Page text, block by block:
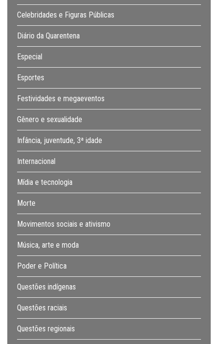
Celebridades e Figuras Públicas
Diário da Quarentena
Especial
Esportes
Festividades e megaeventos
Gênero e sexualidade
Infância, juventude, 3ª idade
Internacional
Mídia e tecnologia
Morte
Movimentos sociais e ativismo
Música, arte e moda
Poder e Política
Questões indígenas
Questões raciais
Questões regionais